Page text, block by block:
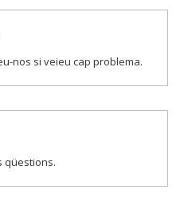
nos si veieu cap problema.
qüestions.